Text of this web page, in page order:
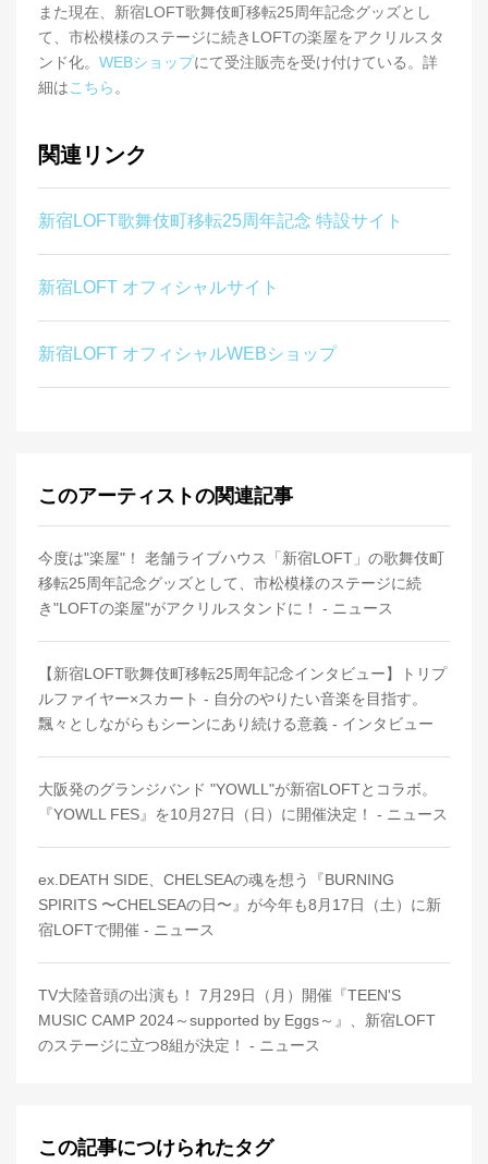
また現在、新宿LOFT歌舞伎町移転25周年記念グッズとし
て、市松模様のステージに続きLOFTの楽屋をアクリルスタ
ンド化。 WEBショップにて受注販売を受け付けている。詳
細はこちら 。
関連リンク
新宿LOFT歌舞伎町移転25周年記念 特設サイト
新宿LOFT オフィシャルサイト
新宿LOFT オフィシャルWEBショップ
このアーティストの関連記事
今度は"楽屋"！ 老舗ライブハウス「新宿LOFT」の歌舞伎町
移転25周年記念グッズとして、市松模様のステージに続
き"LOFTの楽屋"がアクリルスタンドに！ - ニュース
【新宿LOFT歌舞伎町移転25周年記念インタビュー】トリプ
ルファイヤー×スカート - 自分のやりたい音楽を目指す。
飄々としながらもシーンにあり続ける意義 - インタビュー
大阪発のグランジバンド "YOWLL"が新宿LOFTとコラボ。
『YOWLL FES』を10月27日（日）に開催決定！ - ニュース
ex.DEATH SIDE、CHELSEAの魂を想う『BURNING
SPIRITS 〜CHELSEAの日〜』が今年も8月17日（土）に新
宿LOFTで開催 - ニュース
TV大陸音頭の出演も！ 7月29日（月）開催『TEEN'S
MUSIC CAMP 2024～supported by Eggs～』、新宿LOFT
のステージに立つ8組が決定！ - ニュース
この記事につけられたタグ